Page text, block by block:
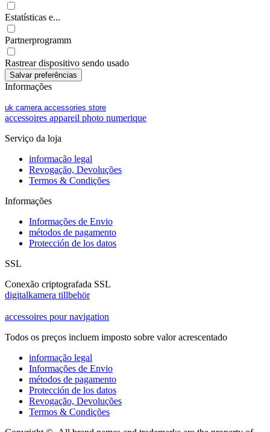
Estatísticas e...
Partnerprogramm
Rastrear dispositivo sendo usado
Informações
uk camera accessories store
accessoires appareil photo numerique
Serviço da loja
informação legal
Revogação, Devoluções
Termos & Condições
Informações
Informações de Envio
métodos de pagamento
Protección de los datos
SSL
Conexão criptografada SSL
digitalkamera tillbehör
accessoires pour navigation
Todos os preços incluem imposto sobre valor acrescentado
informação legal
Informações de Envio
métodos de pagamento
Protección de los datos
Revogação, Devoluções
Termos & Condições